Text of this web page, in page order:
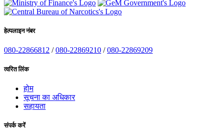
हेल्पलाइन नंबर
080-22866812 /080-22869210 /080-22869209
त्वरित लिंक
होम
सूचना का अधिकार
सहायता
संपर्क करें